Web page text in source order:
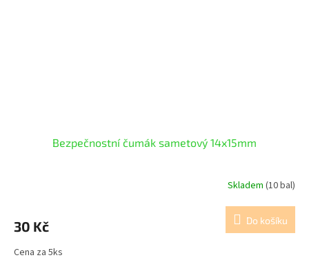
Bezpečnostní čumák sametový 14x15mm
Skladem (10 bal)
30 Kč Do košíku
Cena za 5ks